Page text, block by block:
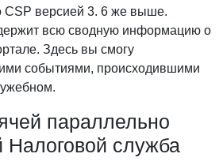
CSP версией 3. 6 же выше.
всю сводную информацию о
Здесь вы смогу
событиями, происходившими
параллельно
служба